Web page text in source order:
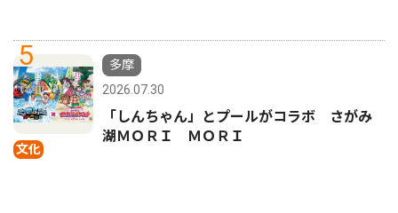
5
文化
多摩
2026.07.30
「しんちゃん」とプールがコラボ さがみ
湖ＭＯＲＩ ＭＯＲＩ